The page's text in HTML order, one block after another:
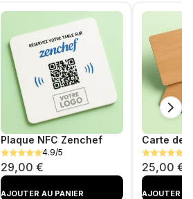
Plaque NFC Zenchef
4.9/5
29,00 €
AJOUTER AU PANIER
25,00 €
AJOUTER